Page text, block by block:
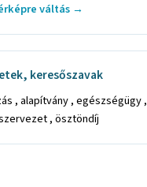
váltás →
keresőszavak
, alapítvány ,
, ösztöndíj